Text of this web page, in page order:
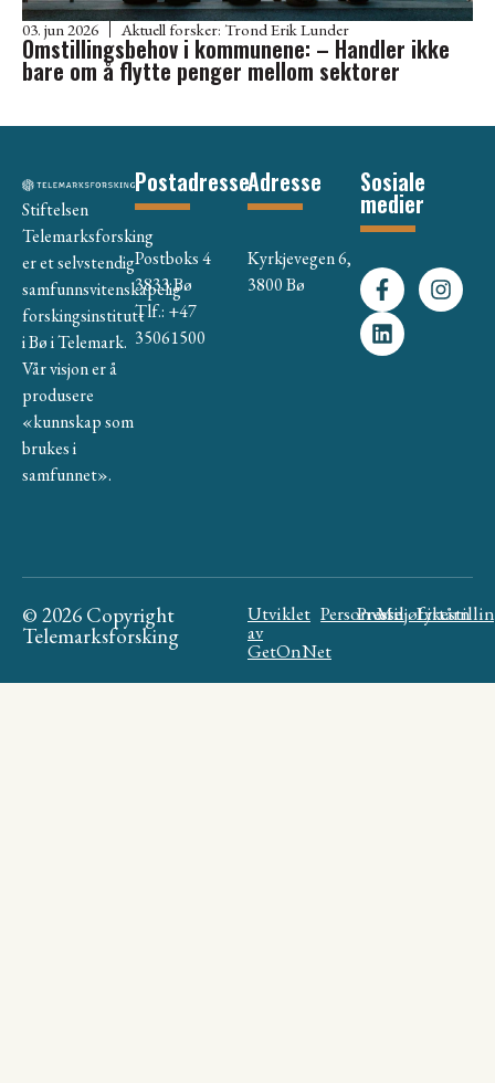
03. jun 2026 Aktuell forsker: Trond Erik Lunder
Omstillingsbehov i kommunene: – Handler ikke
bare om å flytte penger mellom sektorer
Stiftelsen
Telemarksforsking
er et selvstendig
samfunnsvitenskapelig
forskingsinstitutt
i Bø i Telemark.
Vår visjon er å
produsere
«kunnskap som
brukes i
samfunnet».
Postadresse
Postboks 4
3833 Bø
Tlf.: +47
35061500
Adresse
Kyrkjevegen 6,
3800 Bø
Sosiale
medier
© 2026 Copyright
Telemarksforsking
Utviklet
av
GetOnNet
Personvern
Presse
Miljøfyrtårn